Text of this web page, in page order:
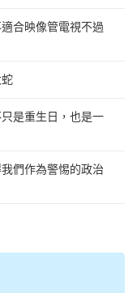
合映像管電視不過
是重生日，也是一
們作為警惕的政治